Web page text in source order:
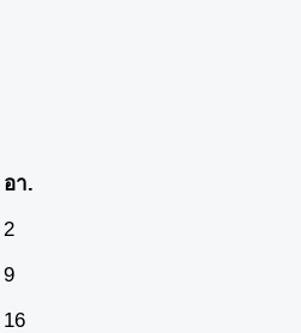
อา.
2
9
16